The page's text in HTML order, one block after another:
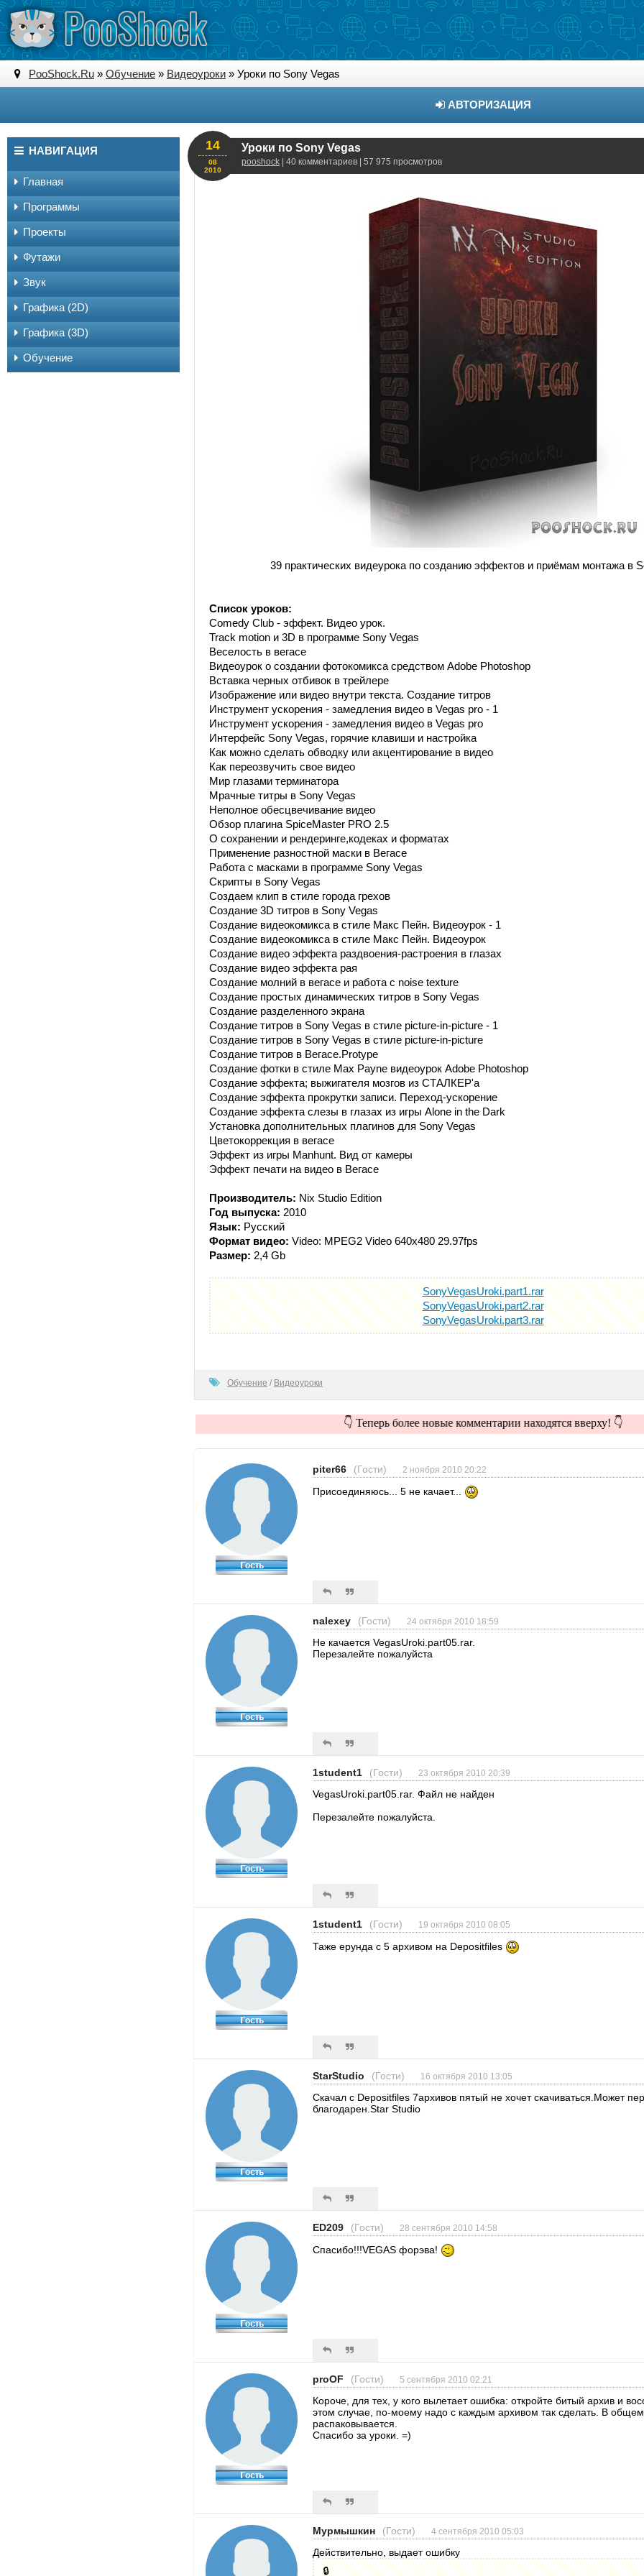
PooShock.Ru » Обучение » Видеоуроки » Уроки по Sony Vegas
АВТОРИЗАЦИЯ
Уроки по Sony Vegas
pooshock | 40 комментариев | 57 975 просмотров
14
08
2010
39 практических видеурока по созданию эффектов и приёмам монтажа в
Список уроков:
Comedy Club - эффект. Видео урок.
Track motion и 3D в программе Sony Vegas
Веселость в вегасе
Видеоурок о создании фотокомикса средством Adobe Photoshop
Вставка черных отбивок в трейлере
Изображение или видео внутри текста. Создание титров
Инструмент ускорения - замедления видео в Vegas pro - 1
Инструмент ускорения - замедления видео в Vegas pro
Интерфейс Sony Vegas, горячие клавиши и настройка
Как можно сделать обводку или акцентирование в видео
Как переозвучить свое видео
Мир глазами терминатора
Мрачные титры в Sony Vegas
Неполное обесцвечивание видео
Обзор плагина SpiceMaster PRO 2.5
О сохранении и рендеринге,кодеках и форматах
Применение разностной маски в Вегасе
Работа с масками в программе Sony Vegas
Скрипты в Sony Vegas
Создаем клип в стиле города грехов
Создание 3D титров в Sony Vegas
Создание видеокомикса в стиле Макс Пейн. Видеоурок - 1
Создание видеокомикса в стиле Макс Пейн. Видеоурок
Создание видео эффекта раздвоения-растроения в глазах
Создание видео эффекта рая
Создание молний в вегасе и работа с noise texture
Создание простых динамических титров в Sony Vegas
Создание разделенного экрана
Создание титров в Sony Vegas в стиле picture-in-picture - 1
Создание титров в Sony Vegas в стиле picture-in-picture
Создание титров в Вегасе.Protype
Создание фотки в стиле Max Payne видеоурок Adobe Photoshop
Создание эффекта; выжигателя мозгов из СТАЛКЕР'а
Создание эффекта прокрутки записи. Переход-ускорение
Создание эффекта слезы в глазах из игры Alone in the Dark
Установка дополнительных плагинов для Sony Vegas
Цветокоррекция в вегасе
Эффект из игры Manhunt. Вид от камеры
Эффект печати на видео в Вегасе
Производитель: Nix Studio Edition
Год выпуска: 2010
Язык: Русский
Формат видео: Video: MPEG2 Video 640x480 29.97fps
Размер: 2,4 Gb
SonyVegasUroki.part1.rar
SonyVegasUroki.part2.rar
SonyVegasUroki.part3.rar
Обучение / Видеоуроки
👇 Теперь более новые комментарии находятся вверху! 👇
piter66 (Гости) 2 ноября 2010 20:22
Присоединяюсь... 5 не качает...
nalexey (Гости) 24 октября 2010 18:59
Не качается VegasUroki.part05.rar.
Перезалейте пожалуйста
1student1 (Гости) 23 октября 2010 20:39
VegasUroki.part05.rar. Файл не найден
Перезалейте пожалуйста.
1student1 (Гости) 19 октября 2010 08:05
Таже ерунда с 5 архивом на Depositfiles
StarStudio (Гости) 16 октября 2010 13:05
Скачал с Depositfiles 7архивов пятый не хочет скачиваться.Может
благодарен.Star Studio
ED209 (Гости) 28 сентября 2010 14:58
Спасибо!!!VEGAS форэва!
proOF (Гости) 5 сентября 2010 02:21
Короче, для тех, у кого вылетает ошибка: откройте битый архив и
этом случае, по-моему надо с каждым архивом так сделать. В общем
распаковывается.
Спасибо за уроки. =)
Мурмышкин (Гости) 4 сентября 2010 05:03
Действительно, выдает ошибку
🔒
НАВИГАЦИЯ
Главная
Программы
Проекты
Футажи
Звук
Графика (2D)
Графика (3D)
Обучение